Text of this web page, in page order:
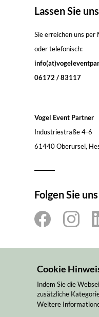
Lassen Sie
Sie erreichen uns per
oder telefonisch:
06172 / 83117
Vogel Event Partner
Industriestraße 4-6
61440 Oberursel,
Folgen Sie uns
Cookie
Indem Sie die
zusätzliche
Weitere